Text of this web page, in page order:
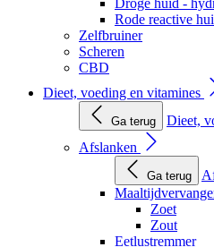
Droge huid -
Rode reactive
Zelfbruiner
Scheren
CBD
Dieet, voeding en vitamines
Ga terug
Dieet,
Afslanken
Ga terug
Zoet
Zout
Eetlustremmer